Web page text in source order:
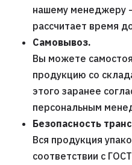
нашему менеджеру
рассчитает время
Самовывоз.
Вы можете
продукцию со
этого заранее
персональным
Безопасность
Вся продукция
соответствии с